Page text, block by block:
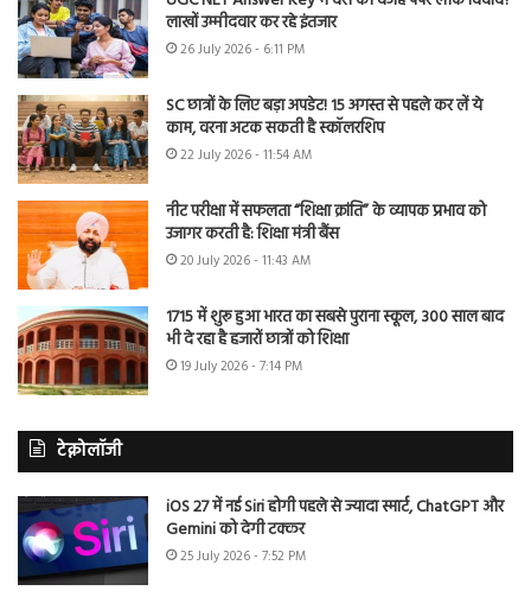
लाखों उम्मीदवार कर रहे इंतजार
26 July 2026 - 6:11 PM
SC छात्रों के लिए बड़ा अपडेट! 15 अगस्त से पहले कर लें ये
काम, वरना अटक सकती है स्कॉलरशिप
22 July 2026 - 11:54 AM
नीट परीक्षा में सफलता “शिक्षा क्रांति” के व्यापक प्रभाव को
उजागर करती है: शिक्षा मंत्री बैंस
20 July 2026 - 11:43 AM
1715 में शुरू हुआ भारत का सबसे पुराना स्कूल, 300 साल बाद
भी दे रहा है हजारों छात्रों को शिक्षा
19 July 2026 - 7:14 PM
टेक्नोलॉजी
iOS 27 में नई Siri होगी पहले से ज्यादा स्मार्ट, ChatGPT और
Gemini को देगी टक्कर
25 July 2026 - 7:52 PM